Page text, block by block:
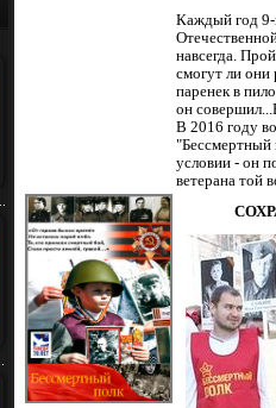
Каждый год 9-
навсегда.
смогут ли они
паренек в
он
В 2016 году
"Бессмертный
условии - он
ветерана той